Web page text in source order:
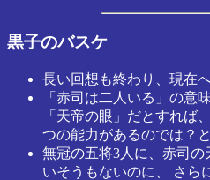
黒子のバスケ
長い回想も終わり、現在へ
「赤司は二人いる」の意
「天帝の眼」だとすれば
つの能力があるのでは？
無冠の五将3人に、赤司
いそうもないのに、 さら